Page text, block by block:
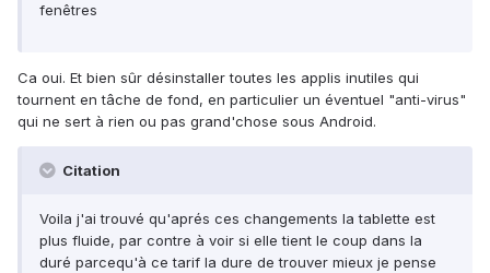
fenêtres
Ca oui. Et bien sûr désinstaller toutes les applis inutiles qui
tournent en tâche de fond, en particulier un éventuel "anti-virus"
qui ne sert à rien ou pas grand'chose sous Android.
Citation
Voila j'ai trouvé qu'aprés ces changements la tablette est
plus fluide, par contre à voir si elle tient le coup dans la
duré parcequ'à ce tarif la dure de trouver mieux je pense